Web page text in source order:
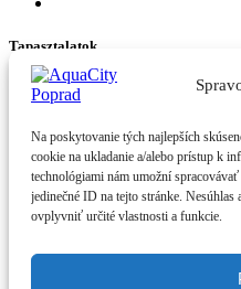
Na poskytovanie tých najlepších
cookie na ukladanie a/alebo prístup k
technológiami nám umožní
jedinečné ID na tejto stránke.
ovplyvniť určité vlastnosti a funkcie.
Tapasztalatok
Medencék
Fire Water Wellness Spa
Gyerekeknek
Szórakozás és látnivalók
Tobogánok és csúszdák
Obsadenosť dráh